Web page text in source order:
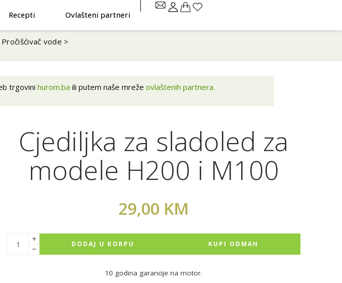
Recepti Ovlašteni partneri
vode >
trgovini hurom.ba ili putem naše mreže ovlaštenih partnera.
Cjediljka za sladoled za
modele H200 i M100
29,00 KM
DODAJ U KORPU KUPI ODMAH
10 godina garancije na motor.